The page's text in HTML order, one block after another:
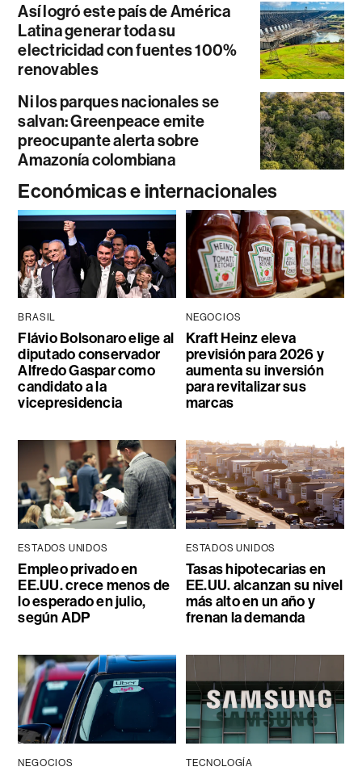
Así logró este país de América
Latina generar toda su
electricidad con fuentes 100%
renovables
Ni los parques nacionales se
salvan: Greenpeace emite
preocupante alerta sobre
Amazonía colombiana
Económicas e internacionales
BRASIL
Flávio Bolsonaro elige al
diputado conservador
Alfredo Gaspar como
candidato a la
vicepresidencia
NEGOCIOS
Kraft Heinz eleva
previsión para 2026 y
aumenta su inversión
para revitalizar sus
marcas
ESTADOS UNIDOS
Empleo privado en
EE.UU. crece menos de
lo esperado en julio,
según ADP
ESTADOS UNIDOS
Tasas hipotecarias en
EE.UU. alcanzan su nivel
más alto en un año y
frenan la demanda
NEGOCIOS TECNOLOGÍA